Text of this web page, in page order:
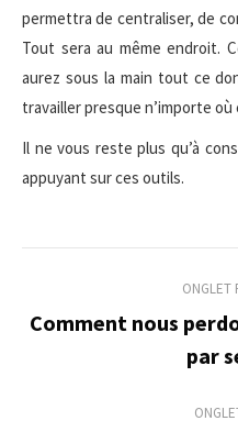
permettra de centraliser, de
Tout sera au même endroit.
aurez sous la main tout ce
travailler presque n’importe où
Il ne vous reste plus qu’à
appuyant sur ces outils.
de
commentaire
ONGLET
Comment nous
par